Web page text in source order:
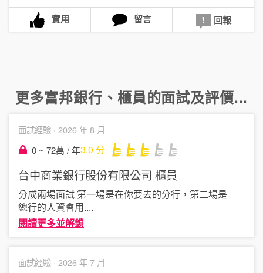
實用 留言 回報
更多富邦銀行 、 櫃員的面試及評價...
面試經驗 · 2026 年 8 月
0 ~ 72萬 / 年3.0 分
台中商業銀行股份有限公司 櫃員
分成兩場面試 第一場是在你要去的分行，第二場是
總行的人資會用....
閱讀更多並解鎖
面試經驗 · 2026 年 7 月